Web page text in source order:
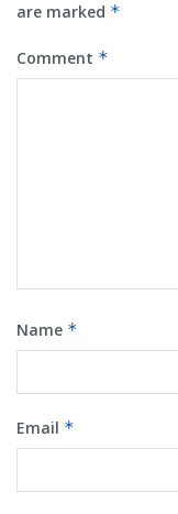
are marked *
Comment *
Name *
Email *